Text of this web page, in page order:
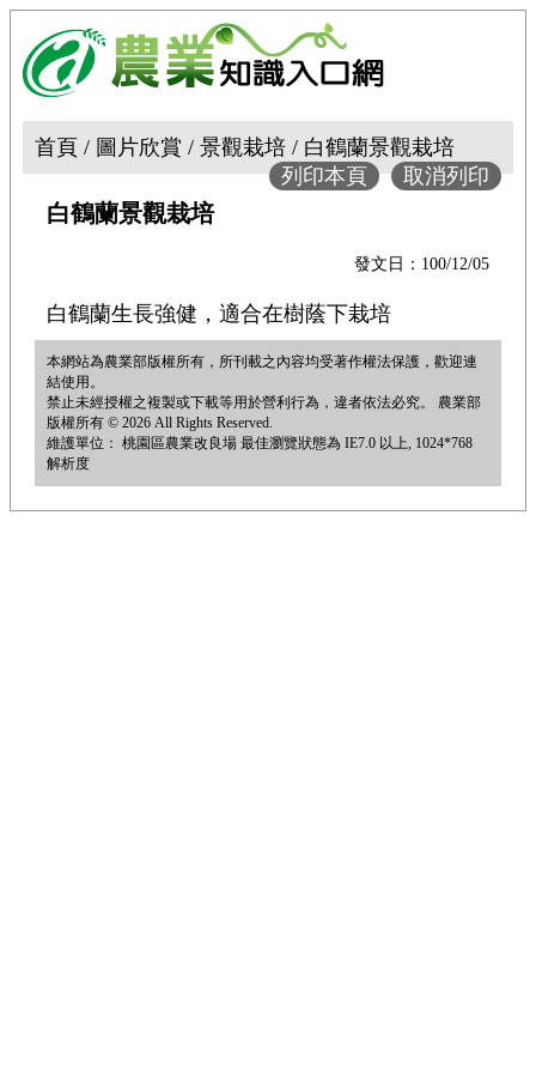
首頁 / 圖片欣賞 / 景觀栽培 / 白鶴蘭景觀栽培
取消列印
列印本頁
白鶴蘭景觀栽培
發文日：100/12/05
白鶴蘭生長強健，適合在樹蔭下栽培
本網站為農業部版權所有，所刊載之內容均受著作權法保護，歡迎連
結使用。
禁止未經授權之複製或下載等用於營利行為，違者依法必究。 農業部
版權所有 © 2026 All Rights Reserved.
維護單位： 桃園區農業改良場 最佳瀏覽狀態為 IE7.0 以上, 1024*768
解析度